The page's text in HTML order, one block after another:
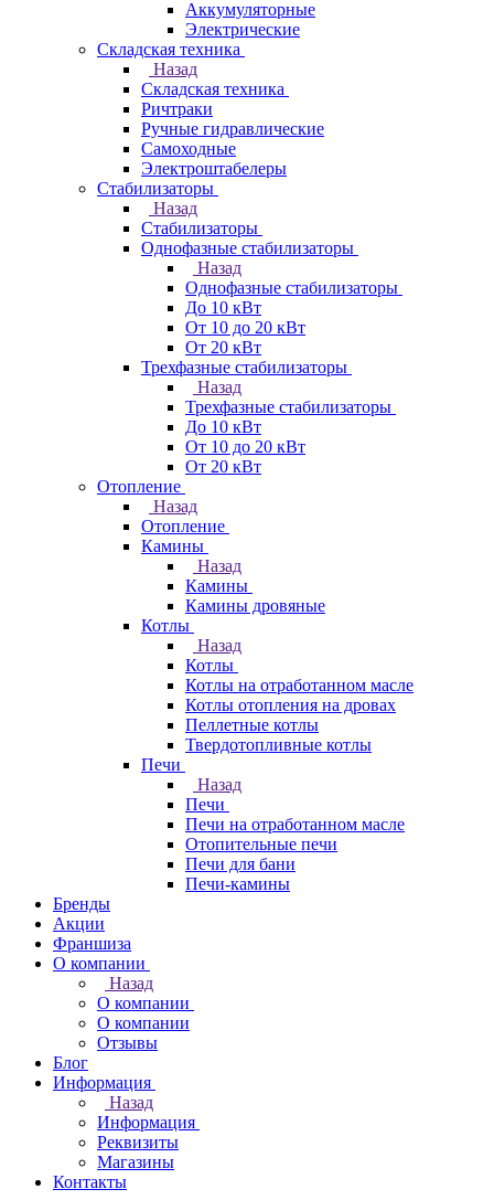
Аккумуляторные
Электрические
Складская техника
Назад
Складская техника
Ричтраки
Ручные гидравлические
Самоходные
Электроштабелеры
Стабилизаторы
Назад
Стабилизаторы
Однофазные стабилизаторы
Назад
Однофазные стабилизаторы
До 10 кВт
От 10 до 20 кВт
От 20 кВт
Трехфазные стабилизаторы
Назад
Трехфазные стабилизаторы
До 10 кВт
От 10 до 20 кВт
От 20 кВт
Отопление
Назад
Отопление
Камины
Назад
Камины
Камины дровяные
Котлы
Назад
Котлы
Котлы на отработанном масле
Котлы отопления на дровах
Пеллетные котлы
Твердотопливные котлы
Печи
Назад
Печи
Печи на отработанном масле
Отопительные печи
Печи для бани
Печи-камины
Бренды
Акции
Франшиза
О компании
Назад
О компании
О компании
Отзывы
Блог
Информация
Назад
Информация
Реквизиты
Магазины
Контакты